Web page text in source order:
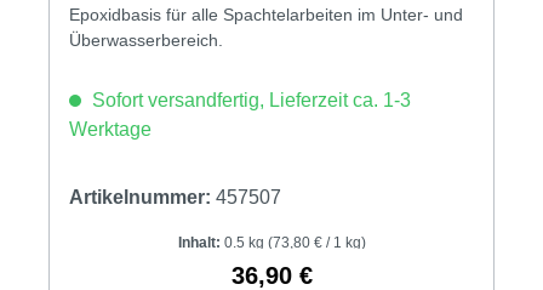
Epoxidbasis für alle Spachtelarbeiten im Unter- und
Überwasserbereich.
Sofort versandfertig, Lieferzeit ca. 1-3
Werktage
Artikelnummer: 457507
Inhalt: 0.5 kg (73,80 € / 1 kg)
Regulärer Preis:
36,90 €